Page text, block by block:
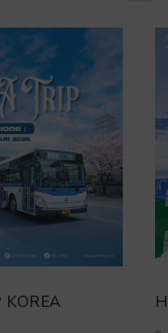
China 2025